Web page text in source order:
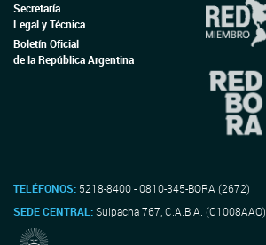
Secretaría
Legal y Técnica
Boletín Oficial
de la República Argentina
TELÉFONOS: 5218-8400 - 0810-345-BORA (2672)
SEDE CENTRAL:Suipacha 767, C.A.B.A. (C1008AAO)